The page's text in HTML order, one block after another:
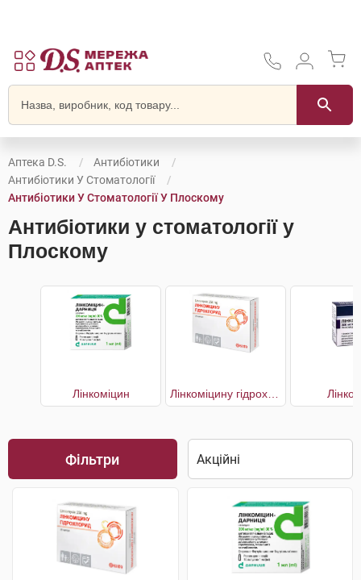
Аптека D.S.
Антибіотики
Антибіотики У Стоматології
Антибіотики У Стоматології У Плоскому
Антибіотики у стоматології у
Плоскому
Лінкоміцин
Фільтри